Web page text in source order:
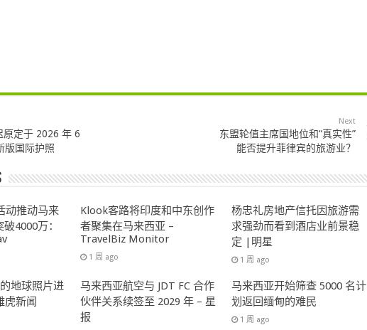
原定于 2026 年 6
版国际护照
Next
东盟轮值主席国地位和“真实性”
能否提升菲律宾的旅游业？
动推动马来
4000万：
Klook客路将印度和中东创作
者聚集在马来西亚 –
TravelBiz Monitor
1 周 ago
杨忠礼房地产信托因旅游需
求强劲而看到酒店业前景稳
定 |明星
1 周 ago
地球照片进
虎新闻
马来西亚航空与 JDT FC 合作
伙伴关系续签至 2029 年 – 星
报
马来西亚开始筛查 5000 名计
划返回缅甸的难民
1 周 ago